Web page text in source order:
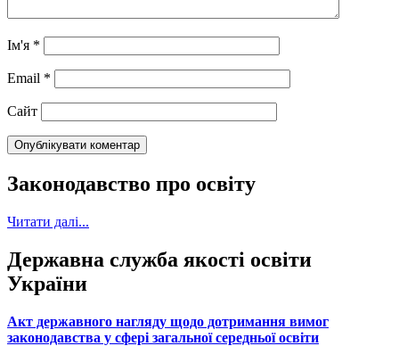
Ім'я *
Email *
Сайт
Законодавство про освіту
Читати далі...
Державна служба якості освіти
України
Акт державного нагляду щодо дотримання вимог
законодавства у сфері загальної середньої освіти